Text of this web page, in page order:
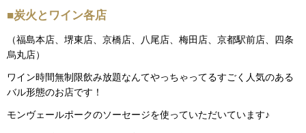
■炭火とワイン各店
（福島本店、堺東店、京橋店、八尾店、梅田店、京都駅前店、四条
烏丸店）
ワイン時間無制限飲み放題なんてやっちゃってるすごく人気のある
バル形態のお店です！
モンヴェールポークのソーセージを使っていただいています♪